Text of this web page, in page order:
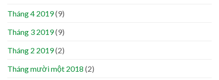
Tháng 4 2019(9)
Tháng 3 2019(9)
Tháng 2 2019(2)
Tháng mười một 2018 (2)